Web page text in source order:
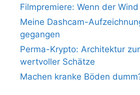
Filmpremiere: Wenn der
Meine Dashcam-
gegangen
Perma-Krypto: Architektur
wertvoller Schätze
Machen kranke Böden